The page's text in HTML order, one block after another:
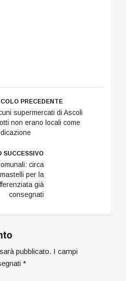
PRECEDENTE
supermercati di Ascoli
non erano locali come
SUCCESSIVO
circa
per la
già
consegnati
pubblicato. I campi
*